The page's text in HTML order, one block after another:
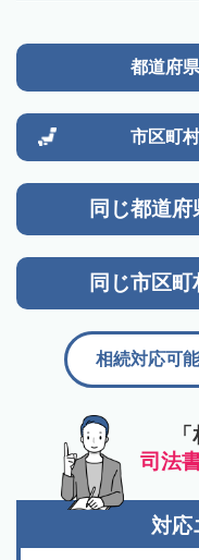
都道府
市区町
同じ都道府
同じ市区町
司法
相続対応可
対応